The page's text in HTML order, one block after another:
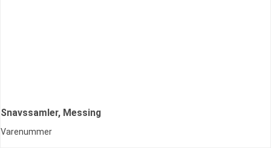
Snavssamler, Messing
Varenummer